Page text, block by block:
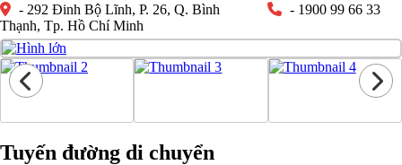
- 292 Đinh Bộ Lĩnh, P. 26, Q. Bình
Thạnh, Tp. Hồ Chí Minh
- 1900 99 66 33
Tuyến đường di chuyển